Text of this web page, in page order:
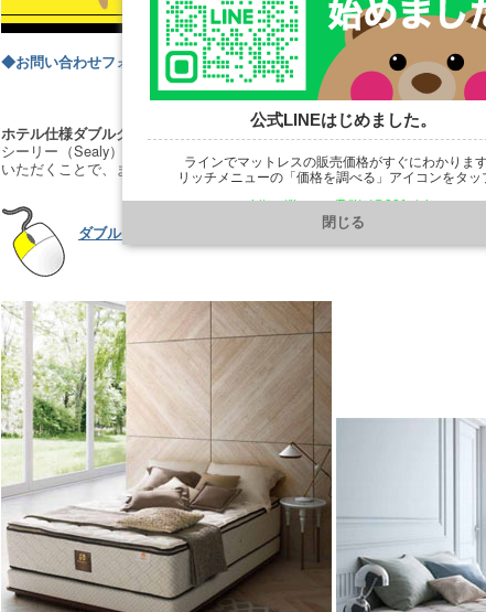
◆お問い合わせフォームはこちら お問い合わせフォーム
ホテル仕様ダブルクッションにグレードアップ
シーリー（Sealy）のマットレスに、別売の
ボトムファンデーション
いただくことで、まるでホテルのようなワンランク上のゴージャスなダブ
ダブルクッションベッドの詳細はこちらをクリック
公式LINEはじめました。
ラインでマットレスの販売価格がすぐにわかります
リッチメニューの「価格を調べる」アイコンをタ
閉じる